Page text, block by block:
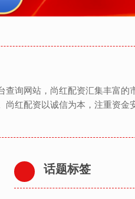
询网站，尚红配资汇集丰富的
红配资以诚信为本，注重资金
话题标签